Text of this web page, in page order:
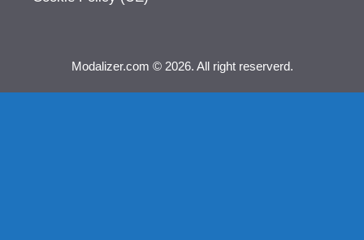
Modalizer.com © 2026. All right reserverd.